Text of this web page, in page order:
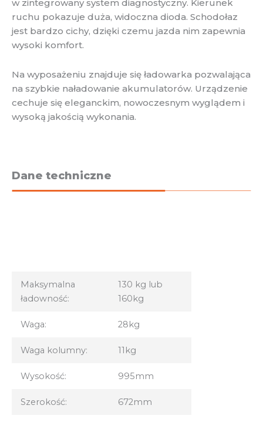
w zintegrowany system diagnostyczny. Kierunek
ruchu pokazuje duża, widoczna dioda. Schodołaz
jest bardzo cichy, dzięki czemu jazda nim zapewnia
wysoki komfort.
Na wyposażeniu znajduje się ładowarka pozwalająca
na szybkie naładowanie akumulatorów. Urządzenie
cechuje się eleganckim, nowoczesnym wyglądem i
wysoką jakością wykonania.
Dane techniczne
Maksymalna
ładowność:
130 kg lub
160kg
Waga: 28kg
Waga kolumny: 11kg
Wysokość: 995mm
Szerokość: 672mm